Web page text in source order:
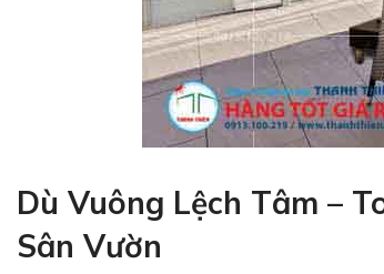
Dù Vuông Lệch Tâm –
Sân Vườn